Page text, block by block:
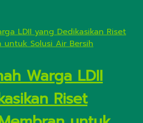
Warga LDII
Riset